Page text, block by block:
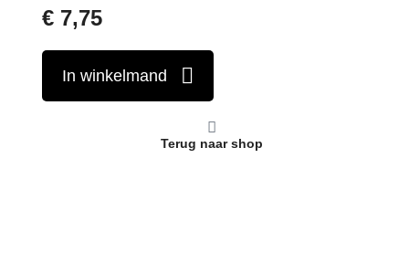
€7,75
In winkelmand
Terug naar shop